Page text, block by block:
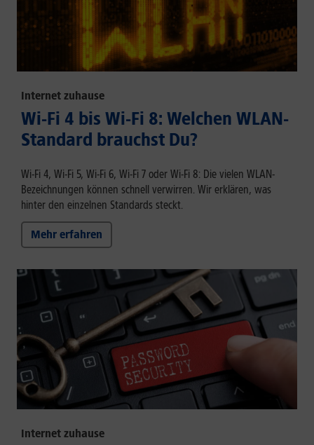
Internet zuhause
Wi-Fi 4 bis Wi-Fi 8: Welchen WLAN-
Standard brauchst Du?
Wi-Fi 4, Wi-Fi 5, Wi-Fi 6, Wi-Fi 7 oder Wi-Fi 8: Die vielen WLAN-
Bezeichnungen können schnell verwirren. Wir erklären, was
hinter den einzelnen Standards steckt.
Mehr erfahren
Internet zuhause